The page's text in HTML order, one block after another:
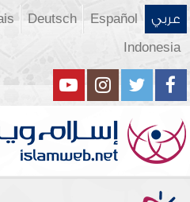
عربي Español
Deutsch
Indonesia